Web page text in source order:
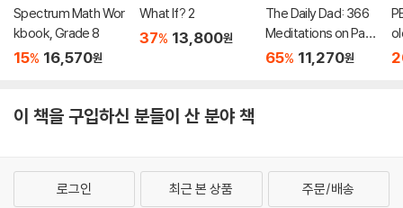
Spectrum Math Wor
kbook, Grade 8
15% 16,570원
What If? 2
37% 13,800원
The Daily Dad: 366
Meditations on Pare
nting, Love, and Rai
65% 11,270원
이 책을 구입하신 분들이 산 분야 책
로그인 최근 본 상품 주문/배송